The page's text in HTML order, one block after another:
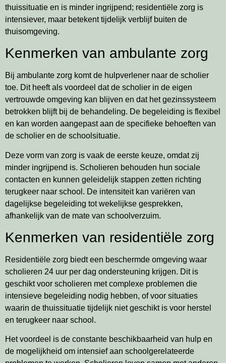
thuissituatie en is minder ingrijpend; residentiële zorg is
intensiever, maar betekent tijdelijk verblijf buiten de
thuisomgeving.
Kenmerken van ambulante zorg
Bij ambulante zorg komt de hulpverlener naar de scholier
toe. Dit heeft als voordeel dat de scholier in de eigen
vertrouwde omgeving kan blijven en dat het gezinssysteem
betrokken blijft bij de behandeling. De begeleiding is flexibel
en kan worden aangepast aan de specifieke behoeften van
de scholier en de schoolsituatie.
Deze vorm van zorg is vaak de eerste keuze, omdat zij
minder ingrijpend is. Scholieren behouden hun sociale
contacten en kunnen geleidelijk stappen zetten richting
terugkeer naar school. De intensiteit kan variëren van
dagelijkse begeleiding tot wekelijkse gesprekken,
afhankelijk van de mate van schoolverzuim.
Kenmerken van residentiële zorg
Residentiële zorg biedt een beschermde omgeving waar
scholieren 24 uur per dag ondersteuning krijgen. Dit is
geschikt voor scholieren met complexe problemen die
intensieve begeleiding nodig hebben, of voor situaties
waarin de thuissituatie tijdelijk niet geschikt is voor herstel
en terugkeer naar school.
Het voordeel is de constante beschikbaarheid van hulp en
de mogelijkheid om intensief aan schoolgerelateerde